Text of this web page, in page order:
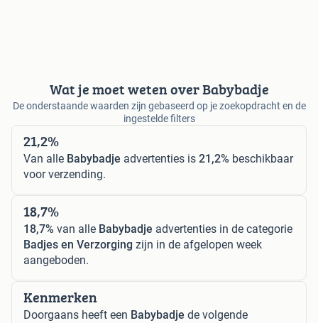
Wat je moet weten over Babybadje
De onderstaande waarden zijn gebaseerd op je zoekopdracht en de
ingestelde filters
21,2%
Van alle Babybadje advertenties is 21,2% beschikbaar
voor verzending.
18,7%
18,7% van alle Babybadje advertenties in de categorie
Badjes en Verzorging zijn in de afgelopen week
aangeboden.
Kenmerken
Doorgaans heeft een Babybadje de volgende